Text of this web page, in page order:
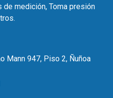
medición, Toma presión
Mann 947, Piso 2, Ñuñoa